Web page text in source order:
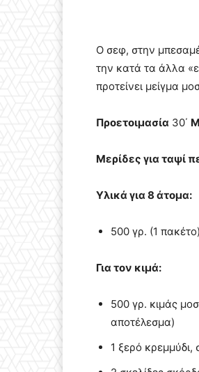
Ο σεφ, στην
την κατά τα άλλα
προτείνει μείγμα
Προετοιμασία 30΄
Μερίδες για ταψί
Υλικά για 8 άτομα:
500 γρ. (1
Για τον κιμά:
500 γρ. κιμάς
αποτέλεσμα)
1 ξερό κρεμμύδι,